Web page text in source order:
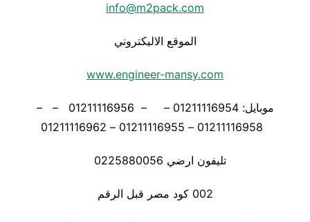
info@m2pack.com
الموقع الاليكتروني
www.engineer-mansy.com
موبايل: 01211116954 – – 01211116956 – –
تليفون ارضي 0225880056
002 كود مصر قبل الرقم